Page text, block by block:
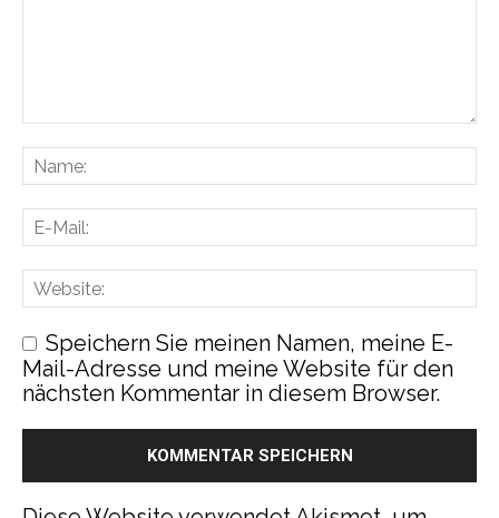
Speichern Sie meinen Namen, meine E-
Mail-Adresse und meine Website für den
nächsten Kommentar in diesem Browser.